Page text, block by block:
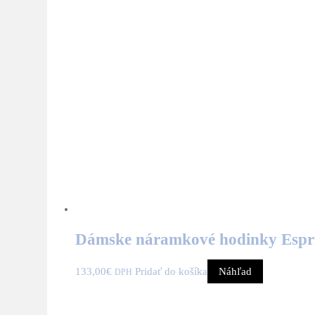
Dámske náramkové hodinky
133,00€ DPH Pridať do košíka Náhľad